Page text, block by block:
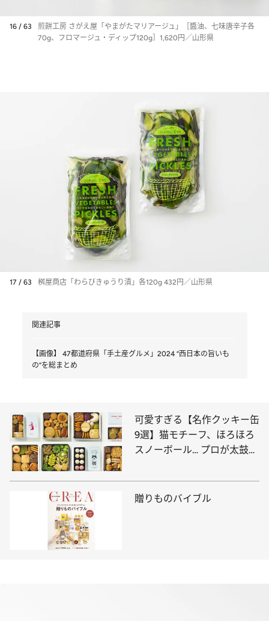
16 / 63
煎餅工房 さがえ屋「やまがたマリアージュ」［醬油、七味唐辛子各
70g、フロマージュ・ディップ120g］1,620円／山形県
17 / 63 桝屋商店「わらびきゅうり漬」各120g 432円／山形県
関連記事
【画像】 47都道府県「手土産グルメ」2024 “西日本の旨いも
の”を総まとめ
可愛すぎる【名作クッキー缶
9選】猫モチーフ、ほろほろ
スノーボール… プロが太鼓判
贈りものバイブル